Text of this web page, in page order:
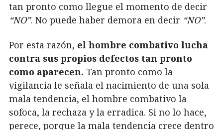
tan pronto como llegue el momento de decir
“NO”. No puede haber demora en decir “NO”.
Por esta razón, el hombre combativo lucha
contra sus propios defectos tan pronto
como aparecen. Tan pronto como la
vigilancia le señala el nacimiento de una sola
mala tendencia, el hombre combativo la
sofoca, la rechaza y la erradica. Si no lo hace,
perece, porque la mala tendencia crece dentro